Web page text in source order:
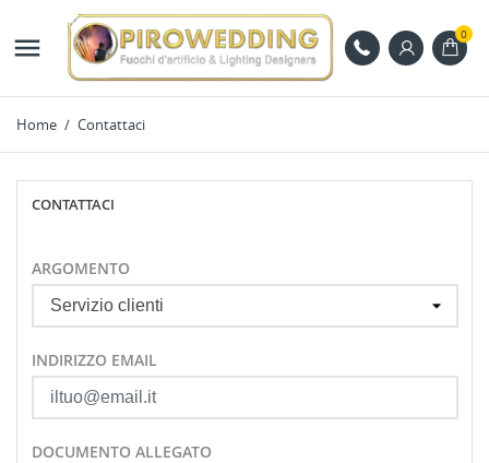
 0
Home Contattaci
CONTATTACI
ARGOMENTO
INDIRIZZO EMAIL
DOCUMENTO ALLEGATO